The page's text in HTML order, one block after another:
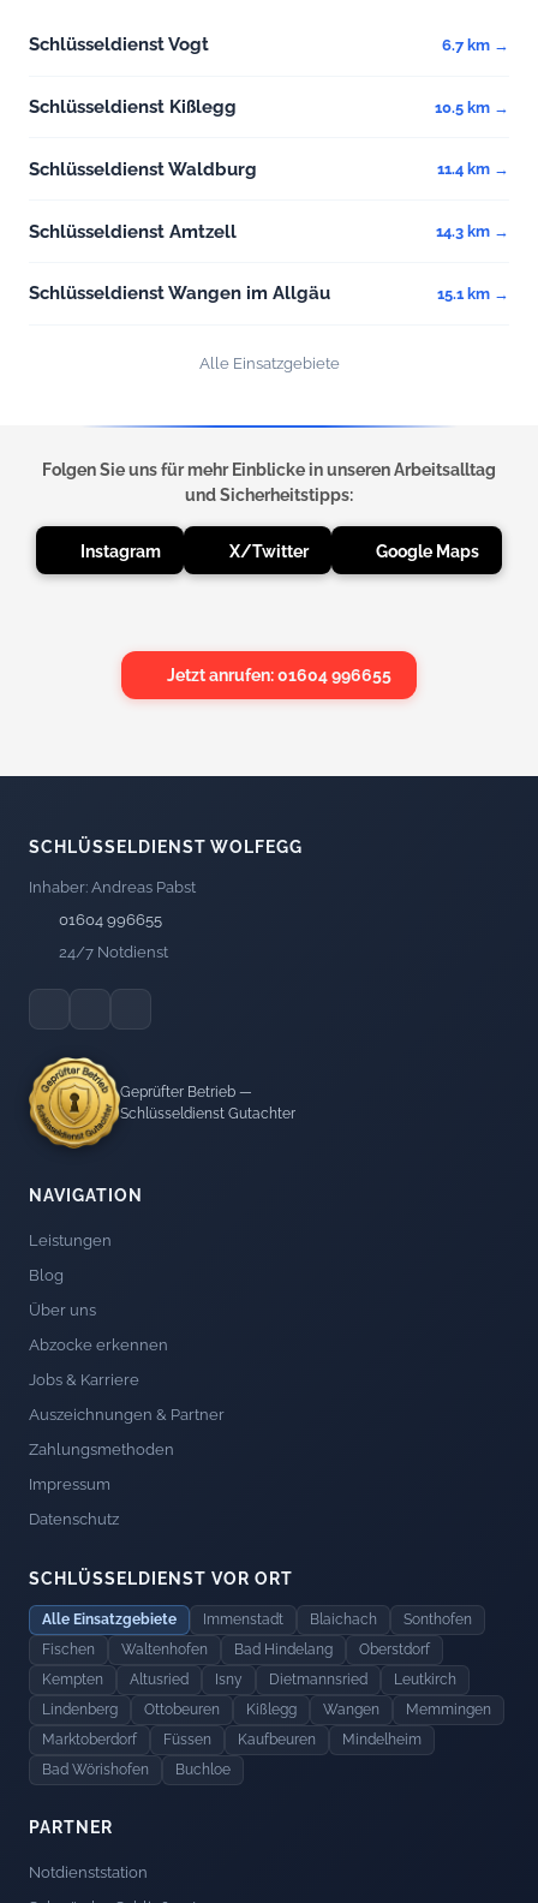
Schlüsseldienst Vogt 6.7 km →
Schlüsseldienst Kißlegg 10.5 km →
Schlüsseldienst Waldburg 11.4 km →
Schlüsseldienst Amtzell 14.3 km →
Schlüsseldienst Wangen im Allgäu 15.1 km →
Alle Einsatzgebiete
Folgen Sie uns für mehr Einblicke in unseren Arbeitsalltag
und Sicherheitstipps:
Instagram X/Twitter Google Maps
Jetzt anrufen: 01604 996655
SCHLÜSSELDIENST WOLFEGG
Inhaber: Andreas Pabst
01604 996655
24/7 Notdienst
Geprüfter Betrieb —
Schlüsseldienst Gutachter
NAVIGATION
Leistungen
Blog
Über uns
Abzocke erkennen
Jobs & Karriere
Auszeichnungen & Partner
Zahlungsmethoden
Impressum
Datenschutz
SCHLÜSSELDIENST VOR ORT
Alle Einsatzgebiete Immenstadt Blaichach
Sonthofen
Fischen
Waltenhofen Bad Hindelang
Oberstdorf
Kempten
Altusried Isny Dietmannsried
Leutkirch
Lindenberg
Ottobeuren Kißlegg Wangen
Memmingen
Marktoberdorf
Füssen Kaufbeuren
Mindelheim
Bad Wörishofen
Buchloe
PARTNER
Notdienststation